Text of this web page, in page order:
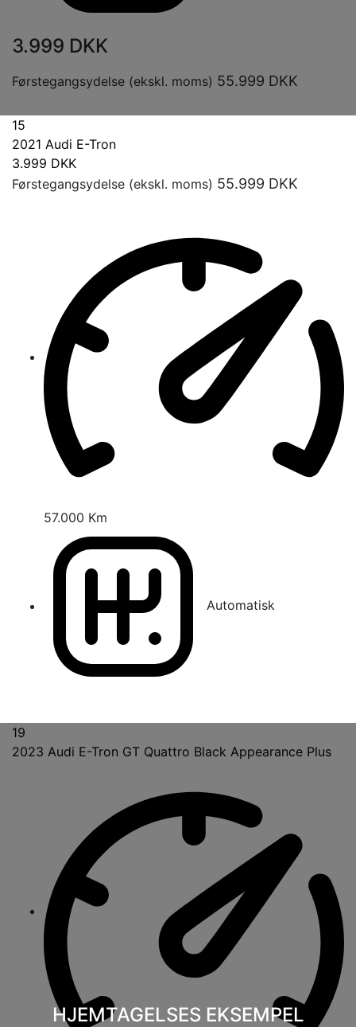
3.999 DKK
Førstegangsydelse (ekskl. moms) 55.999 DKK
15
2021 Audi E-Tron
3.999 DKK
Førstegangsydelse (ekskl. moms) 55.999 DKK
57.000 Km
Automatisk
19
HJEMTAGELSES EKSEMPEL
2023 Audi E-Tron GT Quattro Black Appearance Plus